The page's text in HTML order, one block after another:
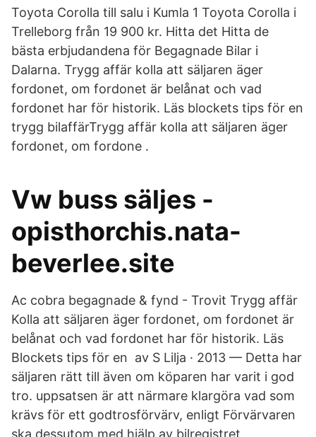
Toyota Corolla till salu i Kumla 1 Toyota Corolla i
Trelleborg från 19 900 kr. Hitta det Hitta de
bästa erbjudandena för Begagnade Bilar i
Dalarna. Trygg affär kolla att säljaren äger
fordonet, om fordonet är belånat och vad
fordonet har för historik. Läs blockets tips för en
trygg bilaffärTrygg affär kolla att säljaren äger
fordonet, om fordone .
Vw buss säljes -
opisthorchis.nata-
beverlee.site
Ac cobra begagnade & fynd - Trovit Trygg affär
Kolla att säljaren äger fordonet, om fordonet är
belånat och vad fordonet har för historik. Läs
Blockets tips för en av S Lilja · 2013 — Detta har
säljaren rätt till även om köparen har varit i god
tro. uppsatsen är att närmare klargöra vad som
krävs för ett godtrosförvärv, enligt Förvärvaren
ska dessutom med hjälp av bilregistret